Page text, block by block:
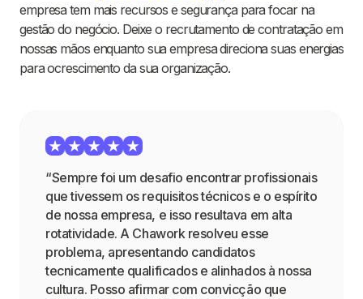
empresa tem mais recursos e segurança para focar na
gestão do negócio. Deixe o recrutamento de contratação em
nossas mãos enquanto sua empresa direciona suas energias
para ocrescimento da sua organização.
“Sempre foi um desafio encontrar profissionais
que tivessem os requisitos técnicos e o espírito
de nossa empresa, e isso resultava em alta
rotatividade. A Chawork resolveu esse
problema, apresentando candidatos
tecnicamente qualificados e alinhados à nossa
cultura. Posso afirmar com convicção que